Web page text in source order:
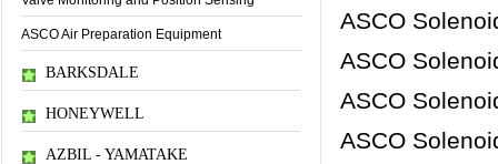
ASCO Air Preparation Equipment
BARKSDALE
HONEYWELL
AZBIL - YAMATAKE
ASCO
ASCO
ASCO
ASCO